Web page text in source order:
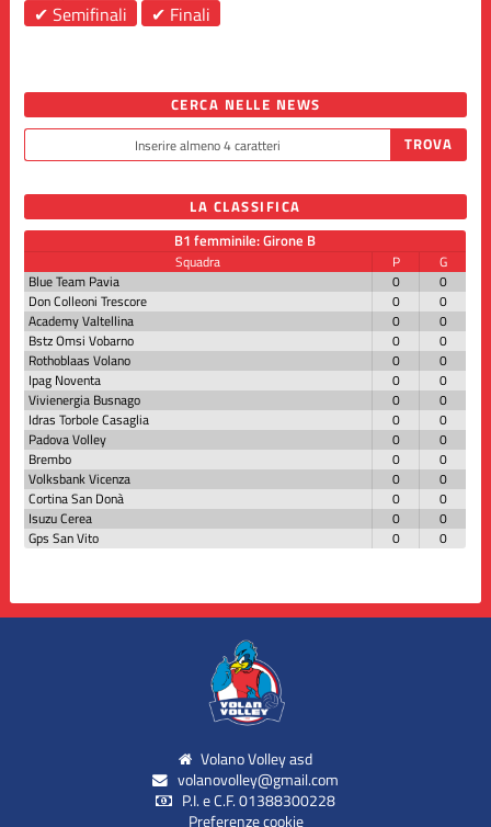
✔ Semifinali
✔ Finali
CERCA NELLE NEWS
LA CLASSIFICA
B1 femminile: Girone B
Squadra P
G
Blue Team Pavia
0
0
Don Colleoni Trescore
0
0
Academy Valtellina
0
0
Bstz Omsi Vobarno
0
0
Rothoblaas Volano
0
0
Ipag Noventa
0
0
Vivienergia Busnago
0
0
Idras Torbole Casaglia
0
0
Padova Volley
0
0
Brembo
0
0
Volksbank Vicenza
0
0
Cortina San Donà
0
0
Isuzu Cerea
0
0
Gps San Vito
0 0
Volano Volley asd
volanovolley@gmail.com
P.I. e C.F. 01388300228
Preferenze cookie